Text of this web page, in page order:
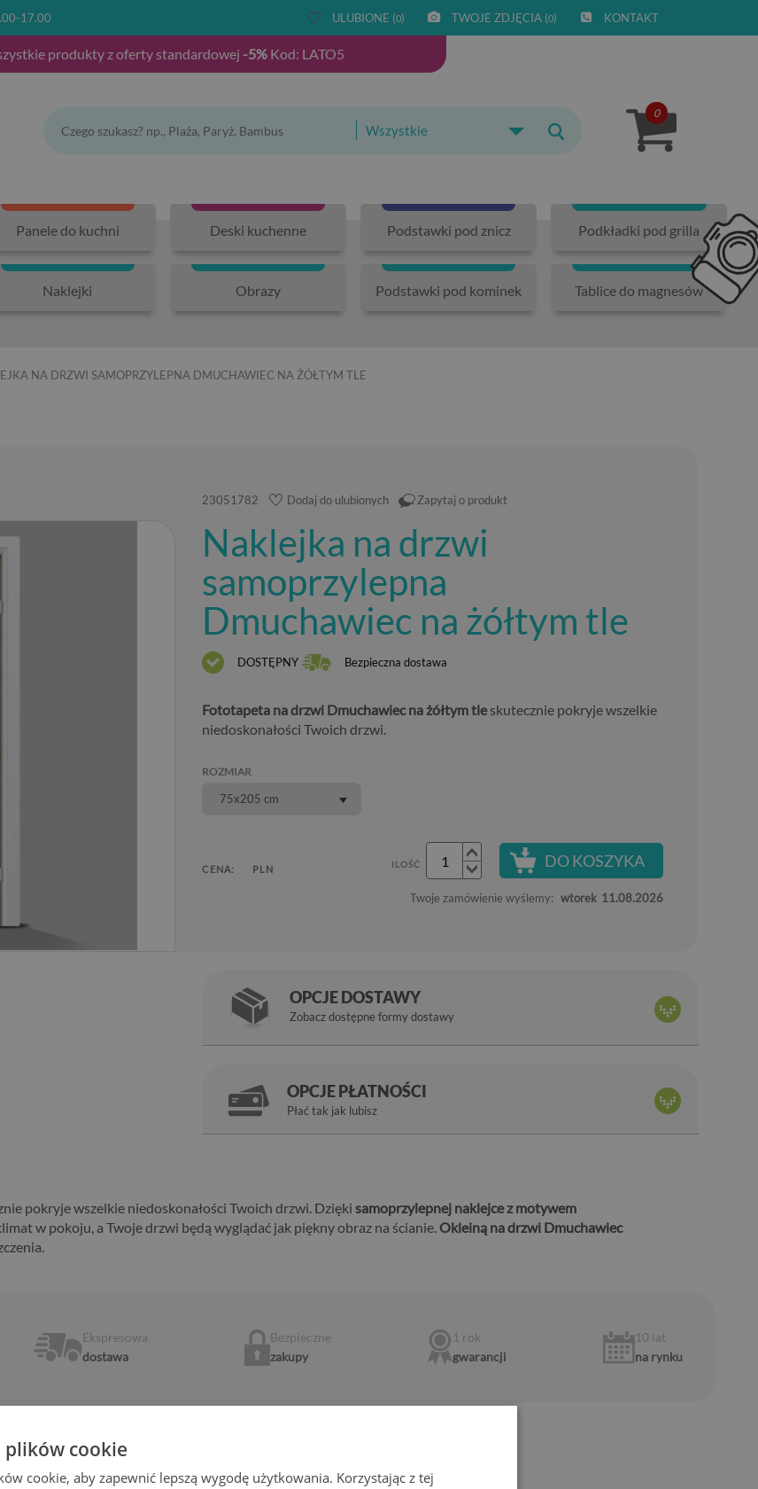
17.00 ULUBIONE (0) TWOJE ZDJĘCIA (0) KONTAKT
produkty z oferty standardowej -5%Kod: LATO5
Wszystkie
0
Panele do kuchni Deski kuchenne Podstawki pod znicz Podkładki pod grilla
Naklejki Obrazy Podstawki pod kominek Tablice do magnesów
NA DRZWI SAMOPRZYLEPNA DMUCHAWIEC NA ŻÓŁTYM TLE
23051782 Dodaj do ulubionych Zapytaj o produkt
Naklejka na drzwi
samoprzylepna
Dmuchawiec na żółtym tle
DOSTĘPNY Bezpieczna dostawa
Fototapeta na drzwi Dmuchawiec na żółtym tleskutecznie pokryje wszelkie
niedoskonałości Twoich drzwi.
ROZMIAR
75x205 cm
CENA: PLN ILOŚĆ DO KOSZYKA
Twoje zamówienie wyślemy: wtorek 11.08.2026
pokryje wszelkie niedoskonałości Twoich drzwi. Dziękisamoprzylepnej naklejce z motywem
w pokoju, a Twoje drzwi będą wyglądać jak piękny obraz na ścianie. Okleiną na drzwi Dmuchawiec
OPCJE DOSTAWY
Zobacz dostępne formy dostawy
OPCJE PŁATNOŚCI
Płać tak jak lubisz
Ekspresowa
dostawa
Bezpieczne
zakupy
1 rok
gwarancji
10 lat
na rynku
Najważniejsze cechy produktu:
plików cookie
cookie, aby zapewnić lepszą wygodę użytkowania. Korzystając z tej